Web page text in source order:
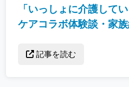
「いっしょに介護して
ケアコラボ体験談・家
記事を読む